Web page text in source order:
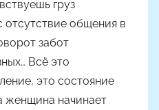
груз
отсутствие общения в
забот
Всё это
это состояние
женщина начинает